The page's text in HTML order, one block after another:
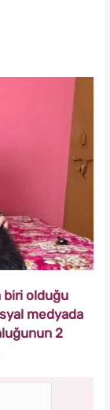
biri olduğu
medyada
2